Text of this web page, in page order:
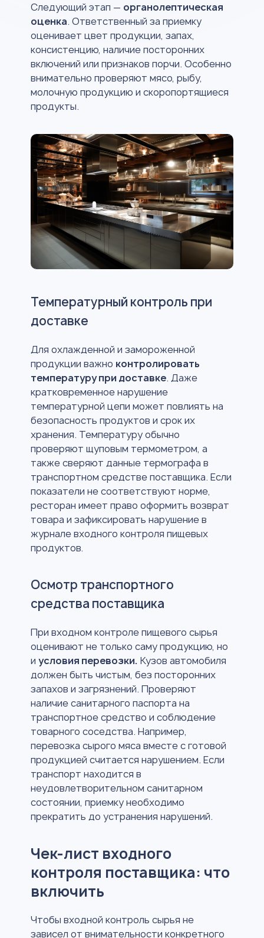
Следующий этап — органолептическая
оценка. Ответственный за приемку
оценивает цвет продукции, запах,
консистенцию, наличие посторонних
включений или признаков порчи. Особенно
внимательно проверяют мясо, рыбу,
молочную продукцию и скоропортящиеся
продукты.
Температурный контроль при
доставке
Для охлажденной и замороженной
продукции важно контролировать
температуру при доставке. Даже
кратковременное нарушение
температурной цепи может повлиять на
безопасность продуктов и срок их
хранения. Температуру обычно
проверяют щуповым термометром, а
также сверяют данные термографа в
транспортном средстве поставщика. Если
показатели не соответствуют норме,
ресторан имеет право оформить возврат
товара и зафиксировать нарушение в
журнале входного контроля пищевых
продуктов.
Осмотр транспортного
средства поставщика
При входном контроле пищевого сырья
оценивают не только саму продукцию, но
и условия перевозки. Кузов автомобиля
должен быть чистым, без посторонних
запахов и загрязнений. Проверяют
наличие санитарного паспорта на
транспортное средство и соблюдение
товарного соседства. Например,
перевозка сырого мяса вместе с готовой
продукцией считается нарушением. Если
транспорт находится в
неудовлетворительном санитарном
состоянии, приемку необходимо
прекратить до устранения нарушений.
Чек-лист входного
контроля поставщика: что
включить
Чтобы входной контроль сырья не
зависел от внимательности конкретного